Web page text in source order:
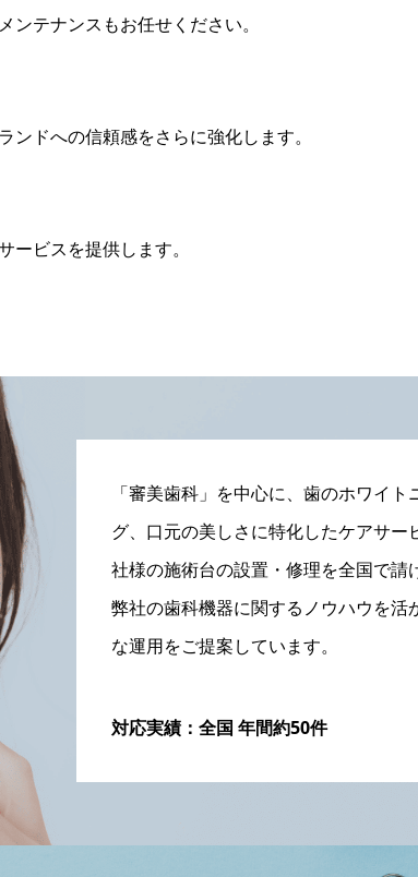
テナンスもお任せください。
ドへの信頼感をさらに強化します。
ービスを提供します。
「審美歯科」を中心に、歯のホワイ
グ、口元の美しさに特化したケアサー
社様の施術台の設置・修理を全国で請
弊社の歯科機器に関するノウハウを活
な運用をご提案しています。
対応実績：全国 年間約50件